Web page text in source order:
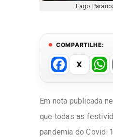
Lago
COMPARTILHE:
F
a
c
e
b
W
h
at
s
A
Em nota publicada
que todas as
pandemia do Covid-